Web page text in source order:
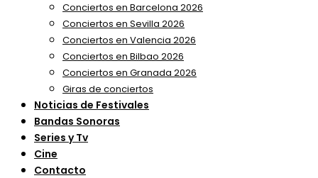
Conciertos en Barcelona 2026
Conciertos en Sevilla 2026
Conciertos en Valencia 2026
Conciertos en Bilbao 2026
Conciertos en Granada 2026
Giras de conciertos
Noticias de Festivales
Bandas Sonoras
Series y Tv
Cine
Contacto